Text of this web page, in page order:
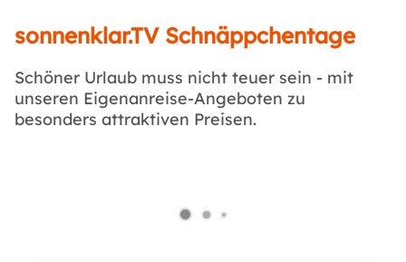
sonnenklar.TV Schnäppchentage
Schöner Urlaub muss nicht teuer sein - mit
unseren Eigenanreise-Angeboten zu
besonders attraktiven Preisen.